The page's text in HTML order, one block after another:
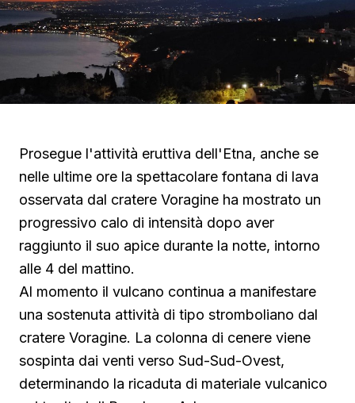
Prosegue l'attività eruttiva dell'Etna, anche se
nelle ultime ore la spettacolare fontana di lava
osservata dal cratere Voragine ha mostrato un
progressivo calo di intensità dopo aver
raggiunto il suo apice durante la notte, intorno
alle 4 del mattino.
Al momento il vulcano continua a manifestare
una sostenuta attività di tipo stromboliano dal
cratere Voragine. La colonna di cenere viene
sospinta dai venti verso Sud-Sud-Ovest,
determinando la ricaduta di materiale vulcanico